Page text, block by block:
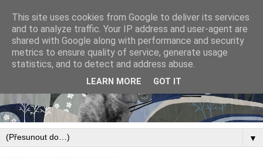
▼
This site uses cookies from Google to deliver its services
and to analyze traffic. Your IP address and user-agent are
shared with Google along with performance and security
metrics to ensure quality of service, generate usage
statistics, and to detect and address abuse.
LEARN MORE GOT IT